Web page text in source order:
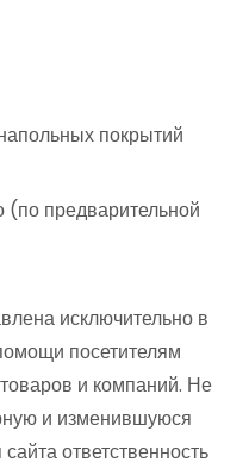
покрытий
(по предварительной
исключительно в
посетителям
и компаний. Не
и изменившуюся
ответственность